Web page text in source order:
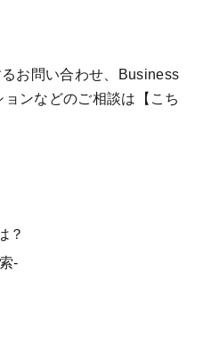
お問い合わせ、Business
ンなどのご相談は 【こち
？
-